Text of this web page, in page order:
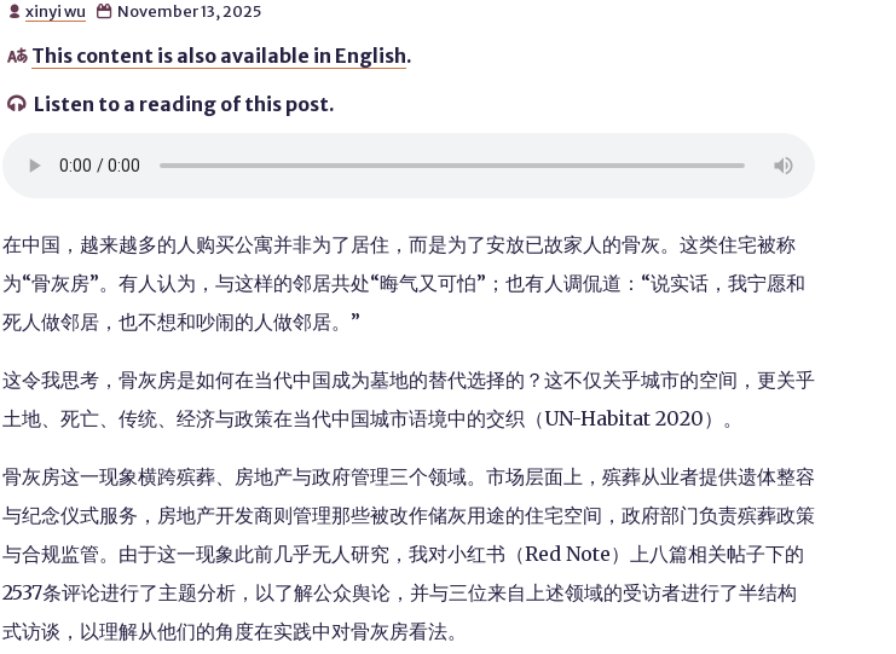
 xinyi wu  November 13, 2025
 This content is also available in English.
 Listen to a reading of this post.
在中国，越来越多的人购买公寓并非为了居住，而是为了安放已故家人的骨灰。这类住宅被称
为“骨灰房”。有人认为，与这样的邻居共处“晦气又可怕”；也有人调侃道：“说实话，我宁愿和
死人做邻居，也不想和吵闹的人做邻居。”
这令我思考，骨灰房是如何在当代中国成为墓地的替代选择的？这不仅关乎城市的空间，更关乎
土地、死亡、传统、经济与政策在当代中国城市语境中的交织（UN-Habitat 2020）。
骨灰房这一现象横跨殡葬、房地产与政府管理三个领域。市场层面上，殡葬从业者提供遗体整容
与纪念仪式服务，房地产开发商则管理那些被改作储灰用途的住宅空间，政府部门负责殡葬政策
与合规监管。由于这一现象此前几乎无人研究，我对小红书（Red Note）上八篇相关帖子下的
2537条评论进行了主题分析，以了解公众舆论，并与三位来自上述领域的受访者进行了半结构
式访谈，以理解从他们的角度在实践中对骨灰房看法。